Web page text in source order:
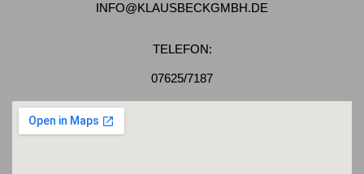
INFO@KLAUSBECKGMBH.DE
TELEFON:
07625/7187